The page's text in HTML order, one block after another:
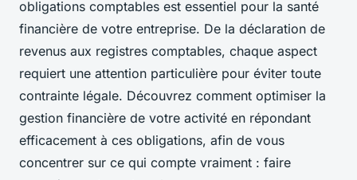
obligations comptables est essentiel pour la santé
financière de votre entreprise. De la déclaration de
revenus aux registres comptables, chaque aspect
requiert une attention particulière pour éviter toute
contrainte légale. Découvrez comment optimiser la
gestion financière de votre activité en répondant
efficacement à ces obligations, afin de vous
concentrer sur ce qui compte vraiment : faire